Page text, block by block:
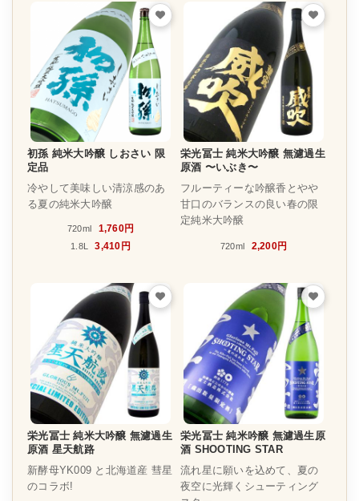
初孫 純米大吟醸 しおさい 限
定品
冷やして美味しい清涼感のあ
る夏の純米大吟醸
720ml 1,760円
1.8L 3,410円
栄光冨士 純米大吟醸 無濾過生
原酒 〜いぶき〜
フルーティーな吟醸香とやや
甘口のバランスの良い春の限
定純米大吟醸
720ml 2,200円
栄光冨士 純米大吟醸 無濾過生
原酒 星天航路
新酵母YK009 と北海道産 彗星
のコラボ!
栄光冨士 純米吟醸 無濾過生原
酒 SHOOTING STAR
流れ星に願いを込めて、夏の
夜空に光輝くシューティング